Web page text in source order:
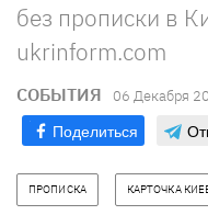
без прописки в
ukrinform.com
СОБЫТИЯ 06 Декабря
Поделиться
ПРОПИСКА КАРТОЧКА